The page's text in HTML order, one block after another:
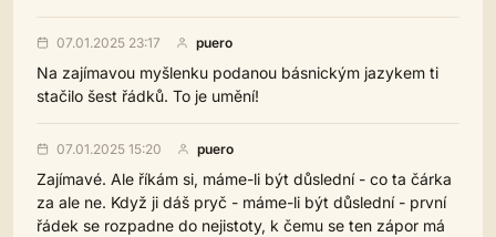
07.01.2025 23:17 puero
Na zajímavou myšlenku podanou básnickým jazykem ti
stačilo šest řádků. To je umění!
07.01.2025 15:20 puero
Zajímavé. Ale říkám si, máme-li být důslední - co ta čárka
za ale ne. Když ji dáš pryč - máme-li být důslední - první
řádek se rozpadne do nejistoty, k čemu se ten zápor má